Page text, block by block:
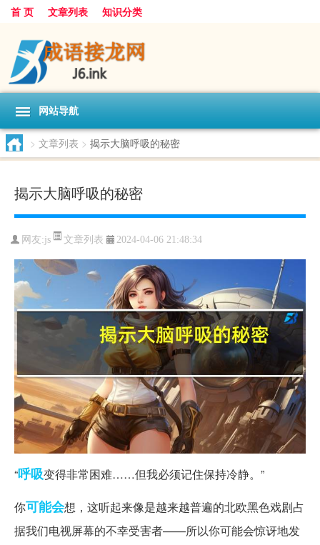
首 页 文章列表 知识分类
网站导航
> 文章列表 > 揭示大脑呼吸的秘密
揭示大脑呼吸的秘密
网友:js 文章列表 2024-04-06 21:48:34
“呼吸变得非常困难……但我必须记住保持冷静。”
你可能会想，这听起来像是越来越普遍的北欧黑色戏剧占
据我们电视屏幕的不幸受害者——所以你可能会惊讶地发